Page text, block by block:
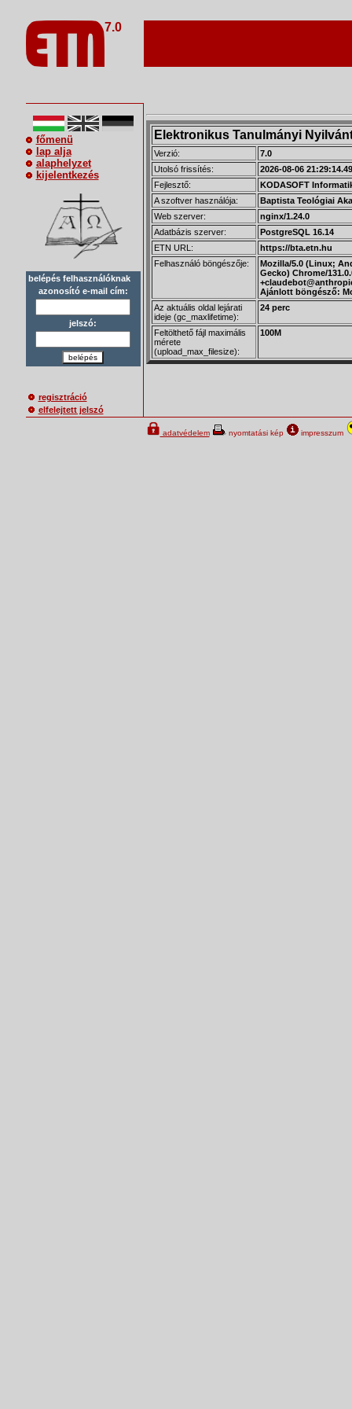
7.0
főmenü
lap alja
alaphelyzet
kijelentkezés
belépés felhasználóknak
azonosító e-mail cím:
jelszó:
belépés
regisztráció
elfelejtett jelszó
Elektronikus Tanulmányi
Verzió:
7.0
Utolsó frissítés:
2026-08-06
Fejlesztő:
KODASOFT
A szoftver használója:
Baptista Teológiai
Web szerver:
nginx/1.24.0
Adatbázis szerver:
PostgreSQL 16.14
ETN URL:
https://bta.etn.hu
Felhasználó böngészője:
Mozilla/5.0 (Linux;
Gecko) Chrome/
Ajánlott böngésző:
Az aktuális oldal lejárati
ideje (gc_maxlifetime):
24 perc
Feltölthető fájl maximális
mérete
(upload_max_filesize):
100M
adatvédelem nyomtatási kép impresszum